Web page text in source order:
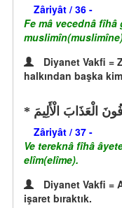
Zâriyât / 36 -
Fe mâ vecednâ
Diyanet Vakfi =
halkından başka
الْعَذَابَ الْأَلِيمَ
Zâriyât / 37 -
Ve tereknâ fîhâ
elîm(elîme).
Diyanet Vakfi =
işaret bıraktık.